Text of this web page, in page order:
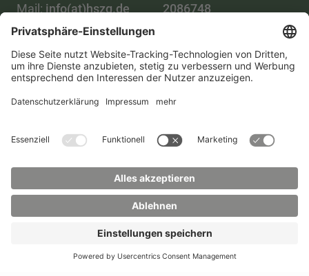
Mail: info(at)hszg.de
2086748
Alle StudiengängeDatenschutz
ImpressumBarrierefreiheitPresse